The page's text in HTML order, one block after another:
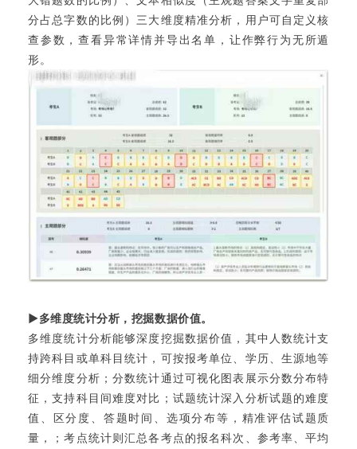
分占总字数的比例）三大维度精准分析，用户可自定义核
查参数，查看异常详情并导出名单，让作弊行为无所遁
形。
▶多维度统计分析，挖掘数据价值。
多维度统计分析能够深度挖掘数据价值，其中人数统计支
持跨科目或单科目统计，可按报考单位、学历、生源地等
细分维度分析；分数统计通过可视化图表展示分数分布特
征，支持科目间难度对比；试题统计深入分析试题的难度
值、区分度、答题时间、选项分布等，精准评估试题质
量，；考点统计则汇总各考点的报名科次、参考率、平均